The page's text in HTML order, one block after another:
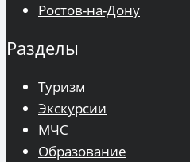
Ростов-на-Дону
Разделы
Туризм
Экскурсии
МЧС
Образование